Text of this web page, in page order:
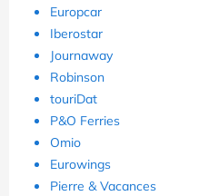
Europcar
Iberostar
Journaway
Robinson
touriDat
P&O Ferries
Omio
Eurowings
Pierre & Vacances